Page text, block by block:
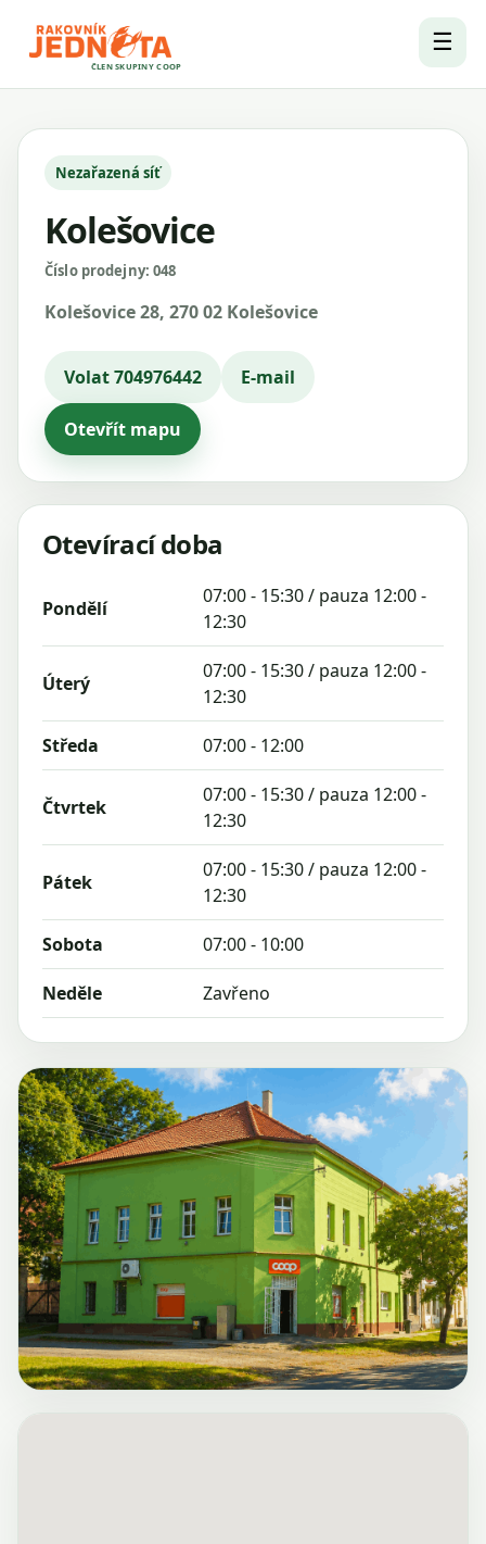
ČLEN SKUPINY COOP
☰
Nezařazená síť
Kolešovice
Číslo prodejny: 048
Kolešovice 28, 270 02 Kolešovice
Volat 704976442 E-mail
Otevřít mapu
Otevírací doba
Pondělí
07:00 - 15:30 / pauza 12:00 -
12:30
Úterý
07:00 - 15:30 / pauza 12:00 -
12:30
Středa 07:00 - 12:00
Čtvrtek
07:00 - 15:30 / pauza 12:00 -
12:30
Pátek
07:00 - 15:30 / pauza 12:00 -
12:30
Sobota 07:00 - 10:00
Neděle Zavřeno